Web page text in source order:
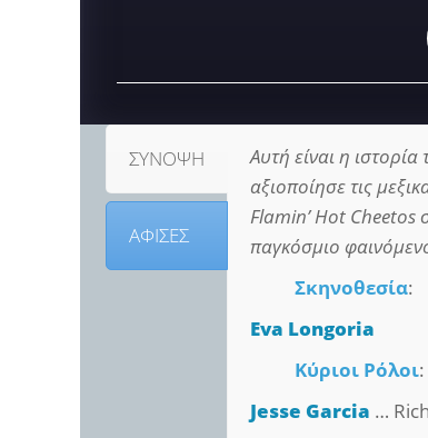
ΣΥΝΟΨΗ
ΑΦΙΣΕΣ
Αυτή είναι η
αξιοποίησε τις
Flamin’ Hot Cheetos
παγκόσμιο
Σκηνοθεσία:
Eva Longoria
Κύριοι Ρόλοι:
Jesse Garcia …